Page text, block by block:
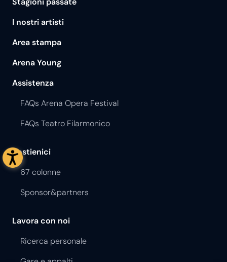
I nostri artisti
Area stampa
Arena Young
Assistenza
FAQs Arena Opera Festival
FAQs Teatro Filarmonico
Sostienici
67 colonne
Sponsor&partners
Lavora con noi
Ricerca personale